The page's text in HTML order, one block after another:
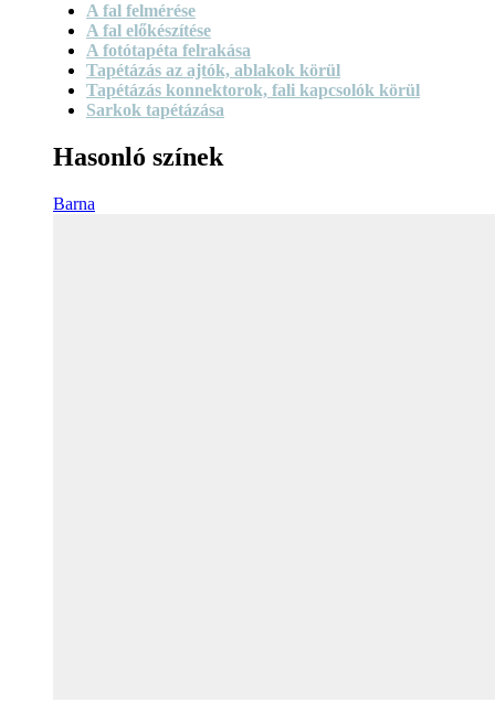
A fal felmérése
A fal előkészítése
A fotótapéta felrakása
Tapétázás az ajtók, ablakok körül
Tapétázás konnektorok, fali kapcsolók körül
Sarkok tapétázása
Hasonló színek
Barna